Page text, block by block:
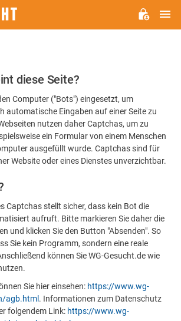
diese Seite?
Computer ("Bots") eingesetzt, um
automatische Eingaben auf einer Seite zu
nutzen daher Captchas, um zu
ein Formular von einem Menschen
ausgefüllt wurde. Captchas sind für
Website oder eines Dienstes unverzichtbar.
Captchas stellt sicher, dass kein Bot die
aufruft. Bitte markieren Sie daher die
und klicken Sie den Button "Absenden". So
Sie kein Programm, sondern eine reale
können Sie WG-Gesucht.de wie
Sie hier einsehen: https://www.wg-
agb.html . Informationen zum Datenschutz
folgendem Link: https://www.wg-